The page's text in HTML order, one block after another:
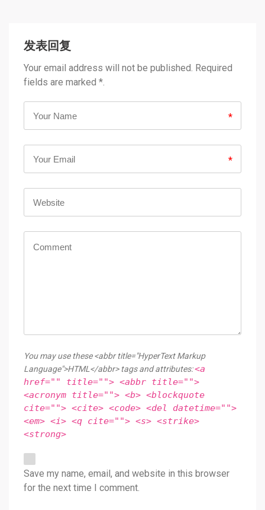
发表回复
Your email address will not be published. Required
fields are marked *.
*
*
You may use these <abbr title="HyperText Markup
Language">HTML</abbr> tags and attributes:<a
href="" title=""> <abbr title="">
<acronym title=""> <b> <blockquote
cite=""> <cite> <code> <del datetime="">
<em> <i> <q cite=""> <s> <strike>
<strong>
Save my name, email, and website in this browser
for the next time I comment.